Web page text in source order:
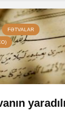
FƏTVALAR